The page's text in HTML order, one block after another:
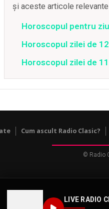
LIVE RADIO
și aceste articole
Horoscopul pentru
Horoscopul zilei de
Horoscopul zilei de
Cum ascult Radio Clasic?
© Radio